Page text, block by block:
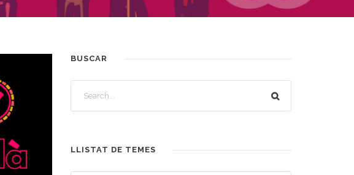
BUSCAR
LLISTAT DE TEMES